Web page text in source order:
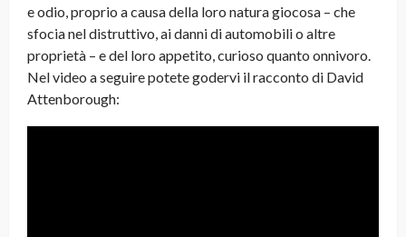
e odio, proprio a causa della loro natura giocosa – che
sfocia nel distruttivo, ai danni di automobili o altre
proprietà – e del loro appetito, curioso quanto onnivoro.
Nel video a seguire potete godervi il racconto di David
Attenborough: